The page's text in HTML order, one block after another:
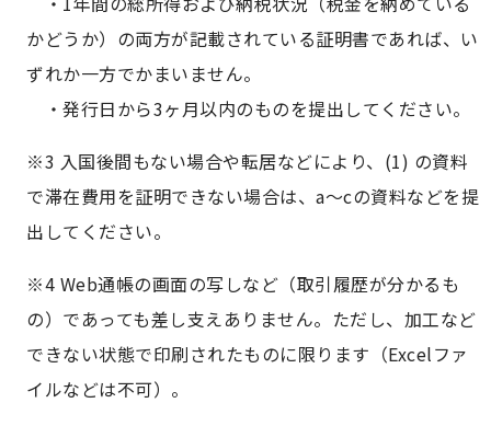
かどうか）の両方が記載されている証明書であれば、い
ずれか一方でかまいません。
・発行日から3ヶ月以内のものを提出してください。
※3 入国後間もない場合や転居などにより、(1) の資料
で滞在費用を証明できない場合は、a〜cの資料などを提
出してください。
※4 Web通帳の画面の写しなど（取引履歴が分かるも
の）であっても差し支えありません。ただし、加工など
できない状態で印刷されたものに限ります（Excelファ
イルなどは不可）。